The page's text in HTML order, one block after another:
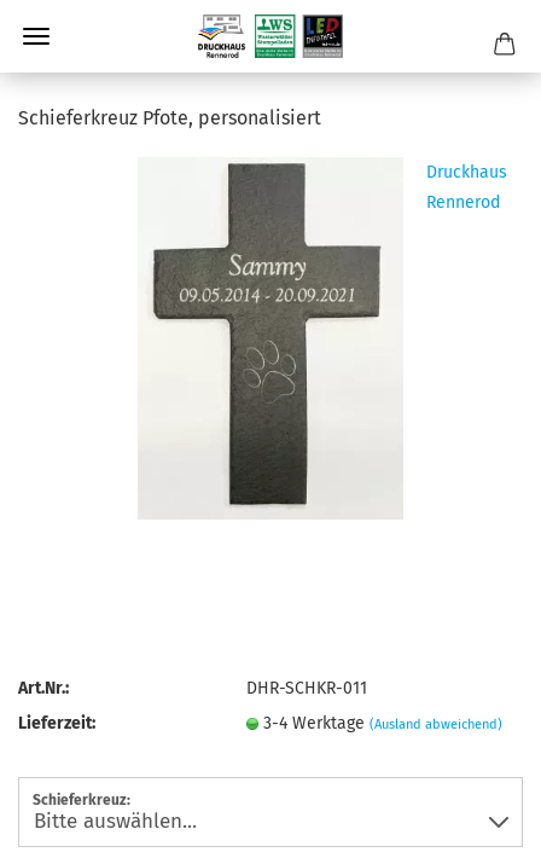
Schie­fer­kreuz Pfote, per­so­na­li­siert
Druckhaus
Rennerod
Art.Nr.:
DHR-SCHKR-011
Lieferzeit:
3-4 Werktage(Ausland abweichend)
Schieferkreuz: